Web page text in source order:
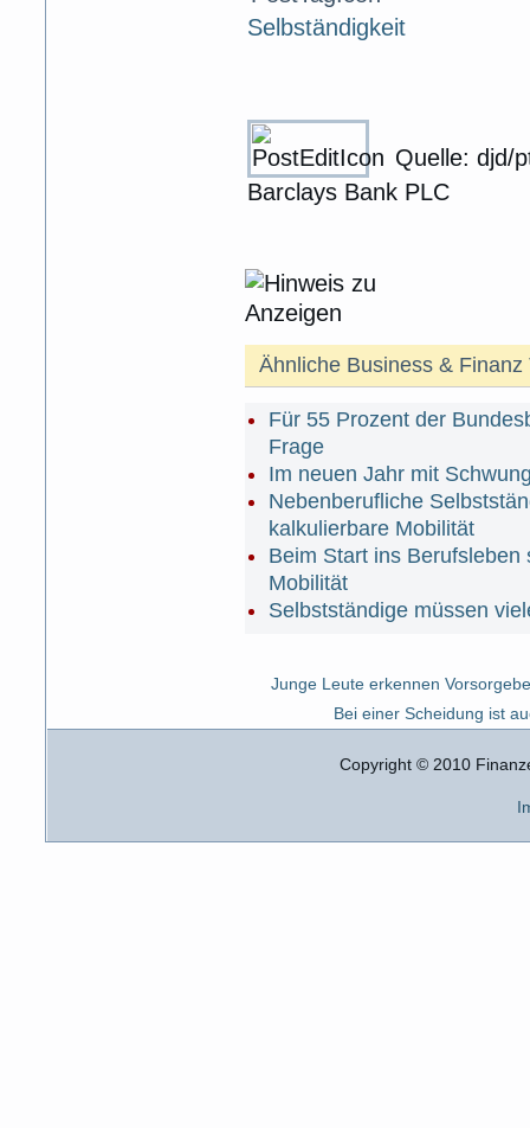
Selbständigkeit
Quelle: djd/
Barclays Bank PLC
Ähnliche Business & Finanz
Für 55 Prozent der
Frage
Im neuen Jahr mit
Nebenberufliche
kalkulierbare Mobilität
Beim Start ins
Mobilität
Selbstständige müssen
Junge Leute erkennen
Bei einer Scheidung ist
Copyright © 2010